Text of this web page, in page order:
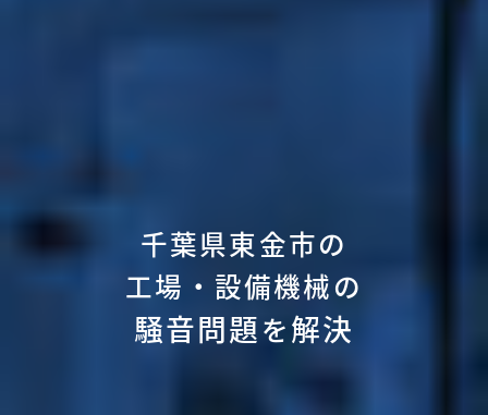
千葉県東金市の
工場・設備機械の
騒音問題を解決